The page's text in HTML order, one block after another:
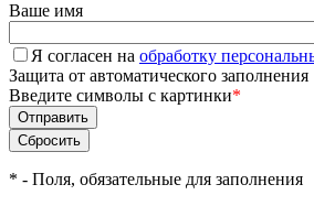
Ваше имя
Я согласен на обработку
Защита от автоматического заполнения
Введите символы с картинки*
* - Поля, обязательные для заполнения